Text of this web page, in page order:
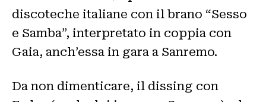
discoteche italiane con il brano “Sesso
e Samba”, interpretato in coppia con
Gaia, anch’essa in gara a Sanremo.
Da non dimenticare, il dissing con